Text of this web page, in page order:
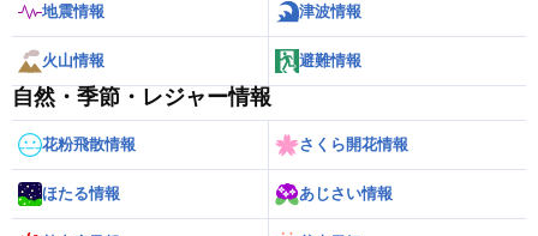
地震情報 津波情報
火山情報 避難情報
自然・季節・レジャー情報
花粉飛散情報 さくら開花情報
ほたる情報 あじさい情報